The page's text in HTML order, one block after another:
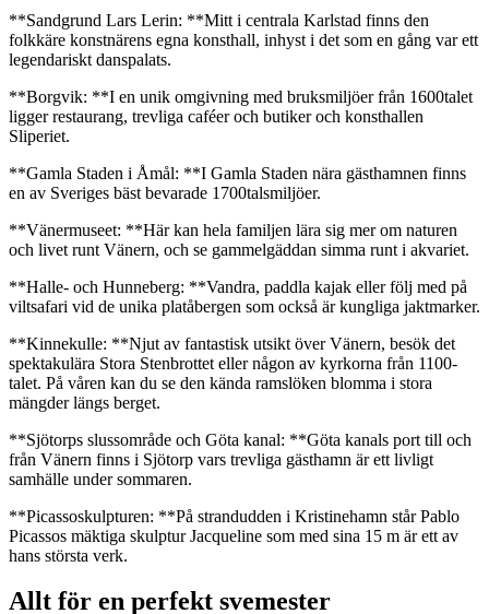
**Sandgrund Lars Lerin: **Mitt i centrala Karlstad finns den
folkkäre konstnärens egna konsthall, inhyst i det som en gång var ett
legendariskt danspalats.
**Borgvik: **I en unik omgivning med bruksmiljöer från 1600­talet
ligger restaurang, trevliga caféer och butiker och konsthallen
Sliperiet.
**Gamla Staden i Åmål: **I Gamla Staden nära gästhamnen finns
en av Sveriges bäst bevarade 1700­talsmiljöer.
**Vänermuseet: **Här kan hela familjen lära sig mer om naturen
och livet runt Vänern, och se gammelgäddan simma runt i akvariet.
**Halle- och Hunneberg: **Vandra, paddla kajak eller följ med på
viltsafari vid de unika platåbergen som också är kungliga jaktmarker.
**Kinnekulle: **Njut av fantastisk utsikt över Vänern, besök det
spektakulära Stora Stenbrottet eller någon av kyrkorna från 1100­
talet. På våren kan du se den kända ramslöken blomma i stora
mängder längs berget.
**Sjötorps slussområde och Göta kanal: **Göta kanals port till­ och
från Vänern finns i Sjötorp vars trevliga gästhamn är ett livligt
samhälle under sommaren.
**Picassoskulpturen: **På strandudden i Kristinehamn står Pablo
Picassos mäktiga skulptur Jacqueline som med sina 15 m är ett av
hans största verk.
Allt för en perfekt svemester